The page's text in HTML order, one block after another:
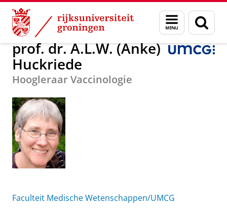
Skip
Content
Skip
Navigation
Menu
en
zoeken
Over ons prof. dr. A.L.W. (Anke) Huckriede
prof. dr. A.L.W. (Anke)
Huckriede
Hoogleraar Vaccinologie
Faculteit Medische Wetenschappen/UMCG